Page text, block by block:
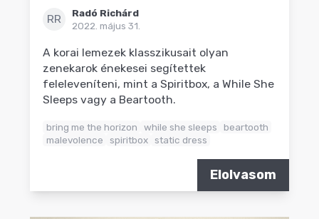
RR
Radó Richárd
2022. május 31.
A korai lemezek klasszikusait olyan
zenekarok énekesei segítettek
feleleveníteni, mint a Spiritbox, a While She
Sleeps vagy a Beartooth.
bring me the horizon while she sleeps
beartooth
malevolence
spiritbox static dress
Elolvasom